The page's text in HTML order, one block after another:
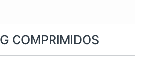
COMPRIMIDOS